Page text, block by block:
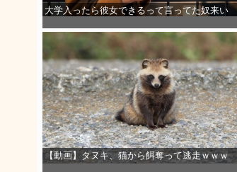
大学入ったら彼女できるって言ってた奴来い
【動画】タヌキ、猫から餌奪って逃走ｗｗｗ